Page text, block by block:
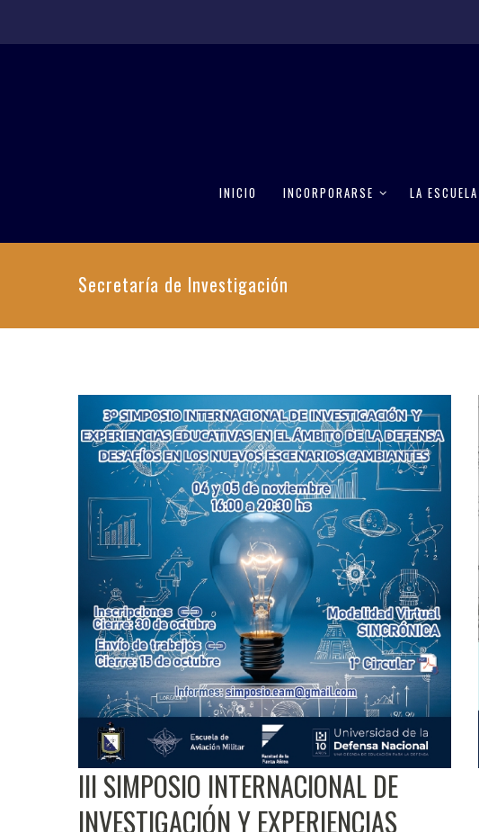
INICIO INCORPORARSE LA ESCUELA
Secretaría de Investigación
III SIMPOSIO INTERNACIONAL DE
INVESTIGACIÓN Y EXPERIENCIAS